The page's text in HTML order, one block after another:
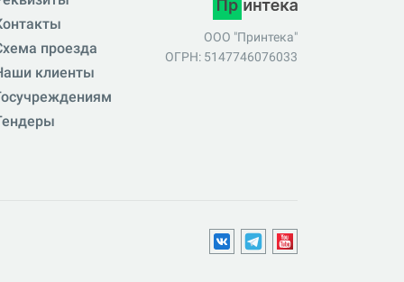
проезда
клиенты
ООО "Принтека"
ОГРН: 5147746076033